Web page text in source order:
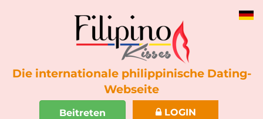
Die internationale philippinische Dating-
Webseite
Beitreten LOGIN